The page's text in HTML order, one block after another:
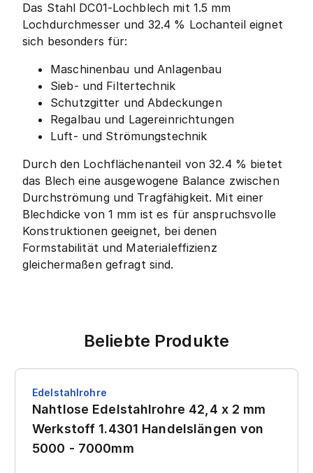
Das Stahl DC01-Lochblech mit 1.5 mm
Lochdurchmesser und 32.4 % Lochanteil eignet
sich besonders für:
Maschinenbau und Anlagenbau
Sieb- und Filtertechnik
Schutzgitter und Abdeckungen
Regalbau und Lagereinrichtungen
Luft- und Strömungstechnik
Durch den Lochflächenanteil von 32.4 % bietet
das Blech eine ausgewogene Balance zwischen
Durchströmung und Tragfähigkeit. Mit einer
Blechdicke von 1 mm ist es für anspruchsvolle
Konstruktionen geeignet, bei denen
Formstabilität und Materialeffizienz
gleichermaßen gefragt sind.
Beliebte Produkte
Edelstahlrohre
Nahtlose Edelstahlrohre 42,4 x 2 mm
Werkstoff 1.4301 Handelslängen von
5000 - 7000mm